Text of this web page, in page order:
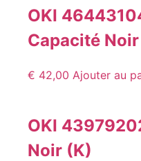
OKI
Capacité
€ 42,00 Ajouter au
OKI
Noir (K)